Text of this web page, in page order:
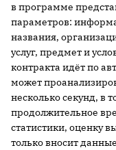
в программе
параметров:
названия,
услуг, предмет и
контракта идёт по
может
несколько секунд, в
продолжительное
статистики, оценку
только вносит